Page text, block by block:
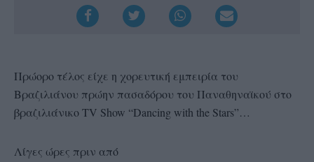
Πρώορο τέλος είχε η χορευτική εμπειρία του
Βραζιλιάνου πρώην πασαδόρου του Παναθηναϊκού στο
βραζιλιάνικο TV Show “Dancing with the Stars”…
Λίγες ώρες πριν από